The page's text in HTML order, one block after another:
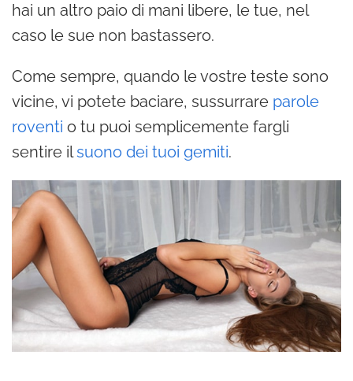
hai un altro paio di mani libere, le tue, nel
caso le sue non bastassero.
Come sempre, quando le vostre teste sono
vicine, vi potete baciare, sussurrare parole
roventi o tu puoi semplicemente fargli
sentire ilsuono dei tuoi gemiti.